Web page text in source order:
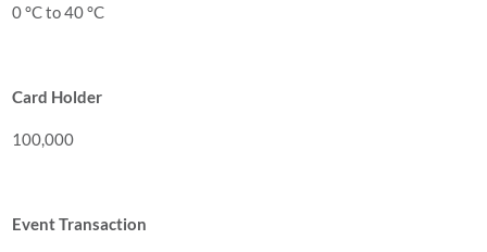
0 °C to 40 °C
Card Holder
100,000
Event Transaction